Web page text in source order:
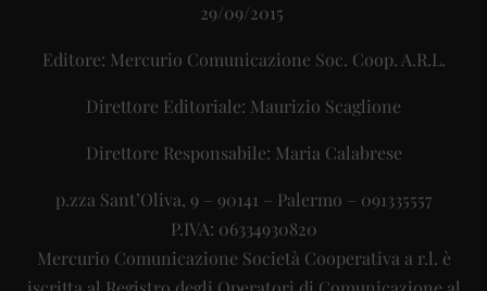
29/09/2015
Editore: Mercurio Comunicazione Soc. Coop. A.R.L.
Direttore Editoriale: Maurizio Scaglione
Direttore Responsabile: Maria Calabrese
p.zza Sant’Oliva, 9 – 90141 – Palermo – 091335557
P.IVA: 06334930820
Mercurio Comunicazione Società Cooperativa a r.l. è